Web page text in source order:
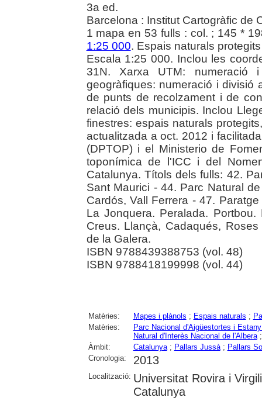
3a ed.
Barcelona : Institut Cartogràfic de
1 mapa en 53 fulls : col. ; 145 *
1:25 000. Espais naturals
Escala 1:25 000. Inclou les
31N. Xarxa UTM: numeració
geogràfiques: numeració i divisió
de punts de recolzament i de
relació dels municipis. Inclou
finestres: espais naturals
actualitzada a oct. 2012 i
(DPTOP) i el Ministerio de
toponímica de l'ICC i del
Catalunya. Títols dels fulls: 42.
Sant Maurici - 44. Parc Natural
Cardós, Vall Ferrera - 47.
La Jonquera. Peralada.
Creus. Llançà, Cadaqués,
de la Galera.
ISBN 9788439388753 (vol. 48)
ISBN 9788418199998 (vol. 44)
Matèries: Mapes i plànols ; Espais naturals ;
Matèries:
Parc Nacional d'Aigüestortes i
Natural d'Interès Nacional de l'Albera
Àmbit:
Catalunya; Pallars Jussà; Pallars
Cronologia:
2013
Localització: Universitat Rovira i
Catalunya